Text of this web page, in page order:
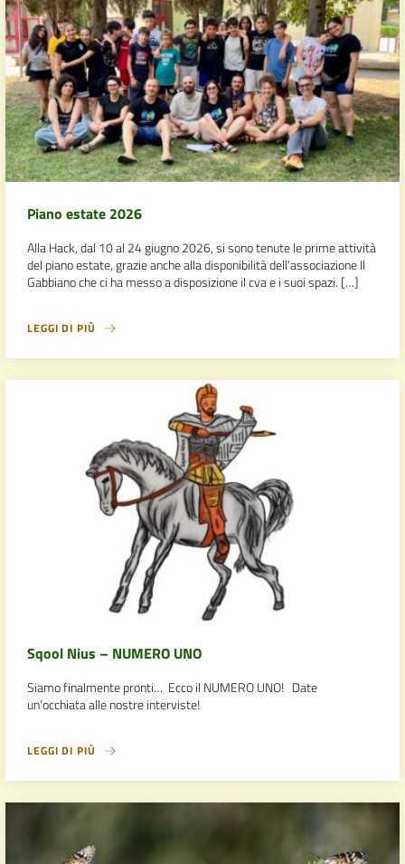
Piano estate 2026
Alla Hack, dal 10 al 24 giugno 2026, si sono tenute le prime attività
del piano estate, grazie anche alla disponibilità dell’associazione Il
Gabbiano che ci ha messo a disposizione il cva e i suoi spazi. […]
LEGGI DI PIÙ
Sqool Nius – NUMERO UNO
Siamo finalmente pronti… Ecco il NUMERO UNO! Date
un’occhiata alle nostre interviste!
LEGGI DI PIÙ